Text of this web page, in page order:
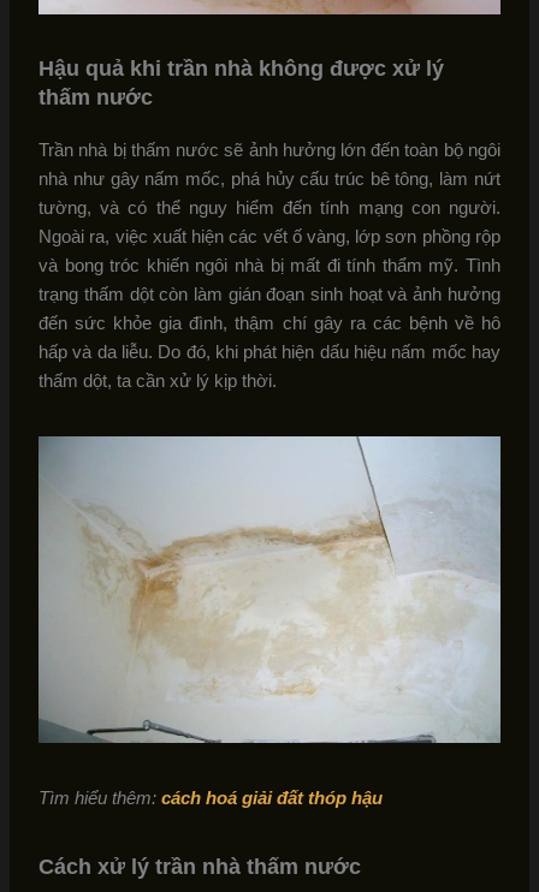
Hậu quả khi trần nhà không được xử lý
thấm nước
Trần nhà bị thấm nước sẽ ảnh hưởng lớn đến toàn bộ ngôi
nhà như gây nấm mốc, phá hủy cấu trúc bê tông, làm nứt
tường, và có thể nguy hiểm đến tính mạng con người.
Ngoài ra, việc xuất hiện các vết ố vàng, lớp sơn phồng rộp
và bong tróc khiến ngôi nhà bị mất đi tính thẩm mỹ. Tình
trạng thấm dột còn làm gián đoạn sinh hoạt và ảnh hưởng
đến sức khỏe gia đình, thậm chí gây ra các bệnh về hô
hấp và da liễu. Do đó, khi phát hiện dấu hiệu nấm mốc hay
thấm dột, ta cần xử lý kịp thời.
Tìm hiểu thêm:cách hoá giải đất thóp hậu
Cách xử lý trần nhà thấm nước